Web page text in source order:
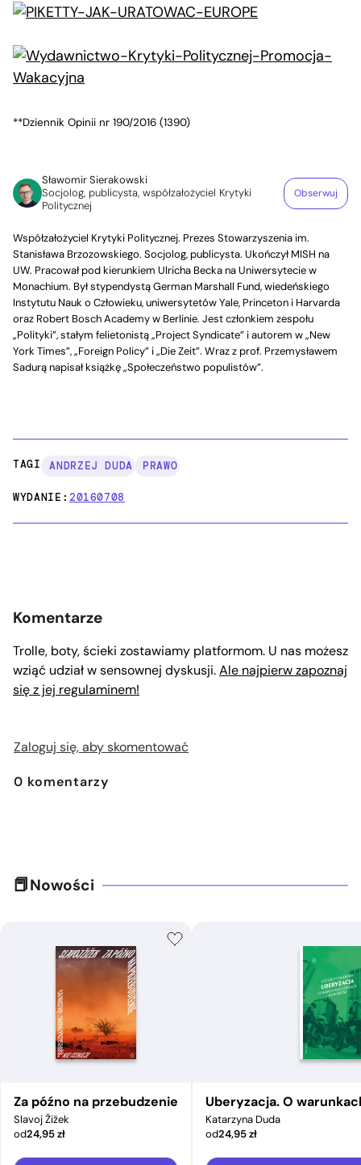
**Dziennik Opinii nr 190/2016 (1390)
Sławomir Sierakowski
Socjolog, publicysta, współzałożyciel Krytyki
Politycznej
Obserwuj
Współzałożyciel Krytyki Politycznej. Prezes Stowarzyszenia im.
Stanisława Brzozowskiego. Socjolog, publicysta. Ukończył MISH na
UW. Pracował pod kierunkiem Ulricha Becka na Uniwersytecie w
Monachium. Był stypendystą German Marshall Fund, wiedeńskiego
Instytutu Nauk o Człowieku, uniwersytetów Yale, Princeton i Harvarda
oraz Robert Bosch Academy w Berlinie. Jest członkiem zespołu
„Polityki”, stałym felietonistą „Project Syndicate” i autorem w „New
York Times”, „Foreign Policy” i „Die Zeit”. Wraz z prof. Przemysławem
Sadurą napisał książkę „Społeczeństwo populistów”.
TAGI: ANDRZEJ DUDA PRAWO
WYDANIE:20160708
Komentarze
Trolle, boty, ścieki zostawiamy platformom. U nas możesz
wziąć udział w sensownej dyskusji.Ale najpierw zapoznaj
się z jej regulaminem!
Zaloguj się, aby skomentować
0 komentarzy
Nowości
Za późno na przebudzenie
Slavoj Žižek
od24,95zł
Uberyzacja. O
Katarzyna Duda
od24,95zł